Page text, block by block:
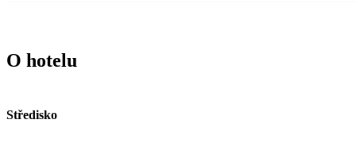
O hotelu
Středisko